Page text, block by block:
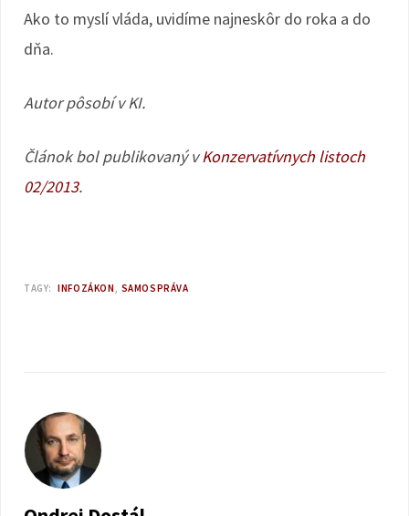
Ako to myslí vláda, uvidíme najneskôr do roka a do
dňa.
Autor pôsobí v KI.
Článok bol publikovaný vKonzervatívnych listoch
02/2013.
TAGY: INFOZÁKON SAMOSPRÁVA